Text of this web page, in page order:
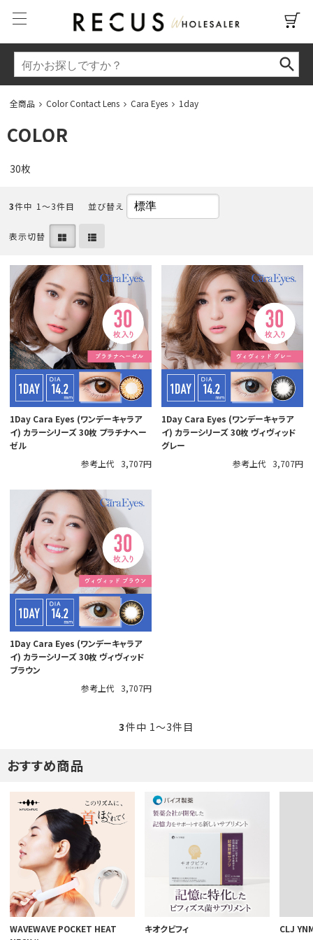
全商品 Color Contact Lens Cara Eyes 1day
COLOR
30枚
3件中 1〜3件目 並び替え
表示切替
1Day Cara Eyes (ワンデーキャラア
イ) カラーシリーズ 30枚 プラチナヘー
ゼル
参考上代
3,707円
1Day Cara Eyes (ワンデーキャラア
イ) カラーシリーズ 30枚 ヴィヴィッド
グレー
参考上代
3,707円
1Day Cara Eyes (ワンデーキャラア
イ) カラーシリーズ 30枚 ヴィヴィッド
ブラウン
参考上代
3,707円
3件中 1〜3件目
おすすめ商品
WAVEWAVE POCKET HEAT
キオクビフィ CLJ